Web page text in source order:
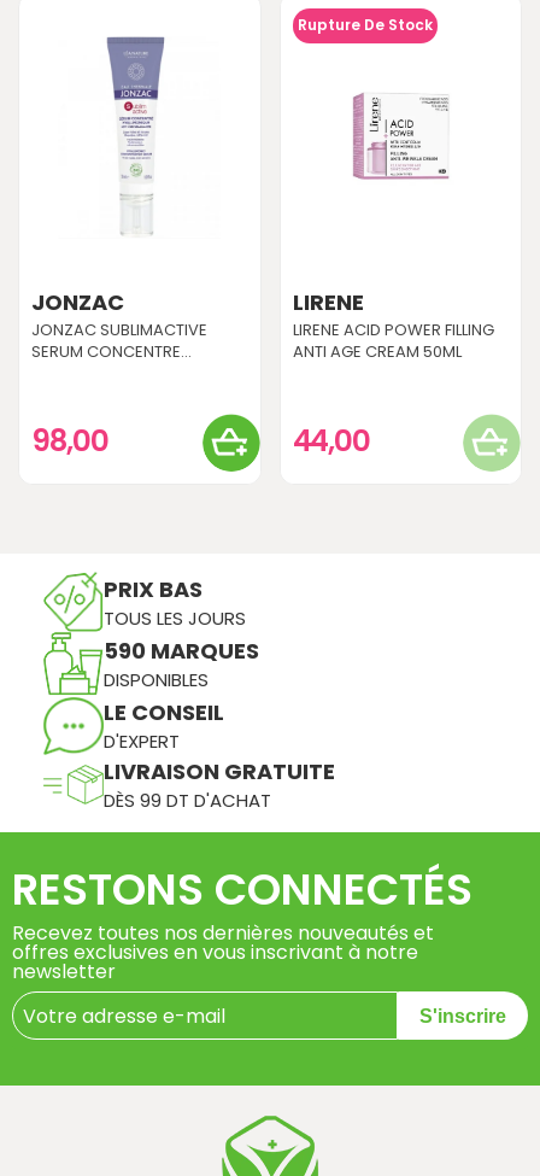
JONZAC
JONZAC SUBLIMACTIVE
SERUM CONCENTRE...
98,00
Rupture De Stock
LIRENE
LIRENE ACID POWER FILLING
ANTI AGE CREAM 50ML
44,00
PRIX BAS
TOUS LES JOURS
590 MARQUES
DISPONIBLES
LE CONSEIL
D'EXPERT
LIVRAISON GRATUITE
DÈS 99 DT D'ACHAT
RESTONS CONNECTÉS
Recevez toutes nos dernières nouveautés et
offres exclusives en vous inscrivant à notre
newsletter
S'inscrire